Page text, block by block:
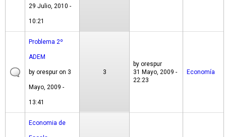
29 Julio, 2010 -
10:21
Problema 2º
ADEM
by orespur on 3
Mayo, 2009 -
13:41
3
by orespur
31 Mayo, 2009 -
22:23
Economía
Economia de